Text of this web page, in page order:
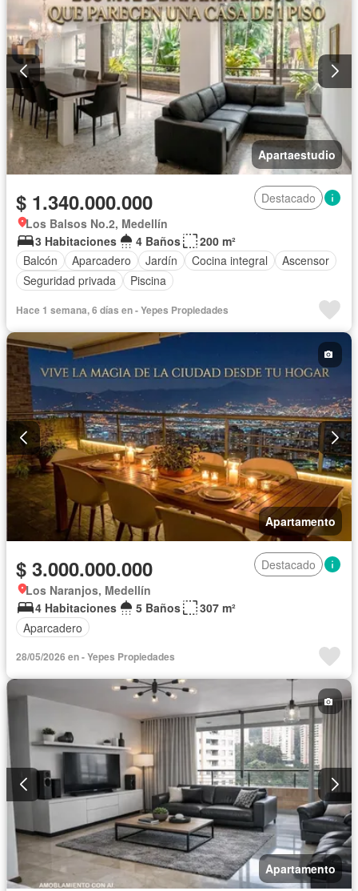
Apartaestudio
$ 1.340.000.000
Destacado
Los Balsos No.2, Medellín
3 Habitaciones
4 Baños
200 m²
Balcón
Aparcadero Jardín Cocina integral
Ascensor
Seguridad privada
Piscina
Hace 1 semana, 6 días en - Yepes Propiedades
Apartamento
$ 3.000.000.000
Destacado
Los Naranjos, Medellín
4 Habitaciones
5 Baños
307 m²
Aparcadero
28/05/2026 en - Yepes Propiedades
Apartamento